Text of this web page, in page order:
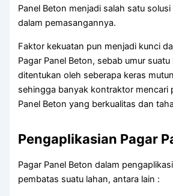
Panel Beton menjadi salah satu
dalam pemasangannya.
Faktor kekuatan pun menjadi kunci
Pagar Panel Beton, sebab umur suatu
ditentukan oleh seberapa keras
sehingga banyak kontraktor mencari
Panel Beton yang berkualitas dan
Pengaplikasian Pagar
Pagar Panel Beton dalam
pembatas suatu lahan, antara lain :